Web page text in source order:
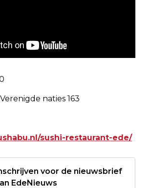
naties 163
sushi-restaurant-ede/
voor de nieuwsbrief
EdeNieuws